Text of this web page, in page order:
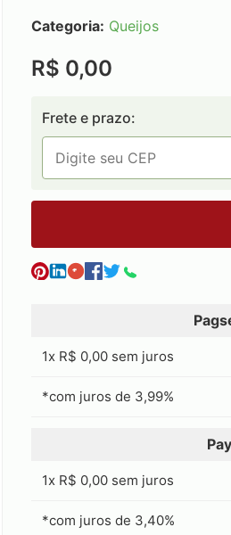
Categoria: Queijos
R$ 0,00
Frete e prazo:
1x R$ 0,00 sem juros
*com juros de 3,99%
1x R$ 0,00 sem juros
*com juros de 3,40%